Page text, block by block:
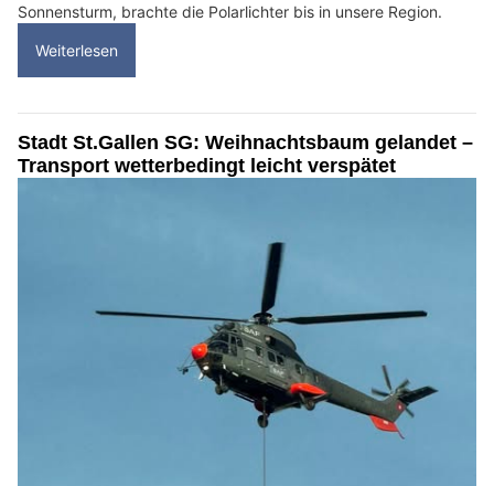
Sonnensturm, brachte die Polarlichter bis in unsere Region.
Weiterlesen
Stadt St.Gallen SG: Weihnachtsbaum gelandet –
Transport wetterbedingt leicht verspätet